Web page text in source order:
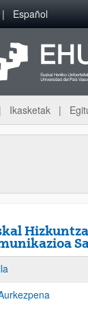
Español
Ikasketak